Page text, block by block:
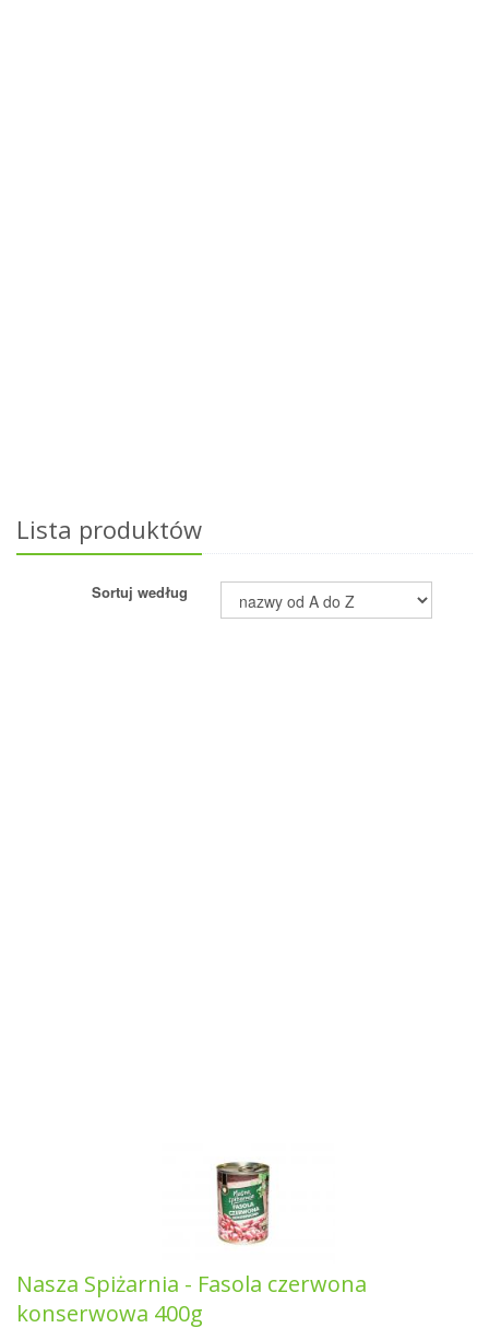
Lista produktów
Sortuj według
Nasza Spiżarnia - Fasola czerwona
konserwowa 400g